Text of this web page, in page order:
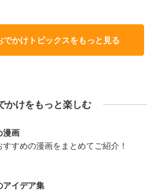
かけトピックスをもっと見る
かけをもっと楽しむ
漫画
すめの漫画をまとめてご紹介！
アイデア集